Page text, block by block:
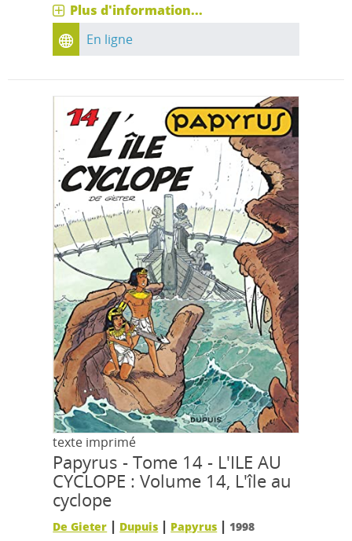
Plus d'information...
En ligne
texte imprimé
Papyrus - Tome 14 - L'ILE AU
CYCLOPE : Volume 14, L'île au
cyclope
De Gieter | Dupuis | Papyrus | 1998